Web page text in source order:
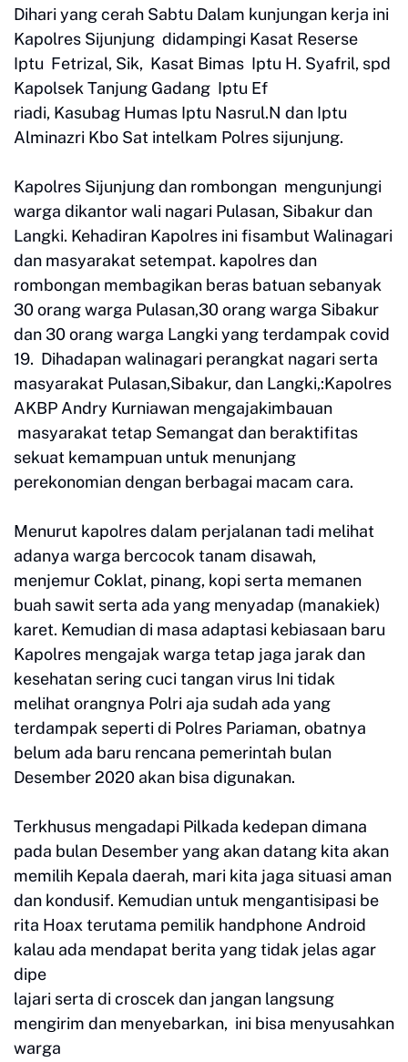
Dihari yang cerah Sabtu Dalam kunjungan kerja ini
Kapolres Sijunjung didampingi Kasat Reserse
Iptu Fetrizal, Sik, Kasat Bimas Iptu H. Syafril, spd
Kapolsek Tanjung Gadang Iptu Ef
riadi, Kasubag Humas Iptu Nasrul.N dan Iptu
Alminazri Kbo Sat intelkam Polres sijunjung.
Kapolres Sijunjung dan rombongan mengunjungi
warga dikantor wali nagari Pulasan, Sibakur dan
Langki. Kehadiran Kapolres ini fisambut Walinagari
dan masyarakat setempat. kapolres dan
rombongan membagikan beras batuan sebanyak
30 orang warga Pulasan,30 orang warga Sibakur
dan 30 orang warga Langki yang terdampak covid
19. Dihadapan walinagari perangkat nagari serta
masyarakat Pulasan,Sibakur, dan Langki,:Kapolres
AKBP Andry Kurniawan mengajakimbauan
masyarakat tetap Semangat dan beraktifitas
sekuat kemampuan untuk menunjang
perekonomian dengan berbagai macam cara.
Menurut kapolres dalam perjalanan tadi melihat
adanya warga bercocok tanam disawah,
menjemur Coklat, pinang, kopi serta memanen
buah sawit serta ada yang menyadap (manakiek)
karet. Kemudian di masa adaptasi kebiasaan baru
Kapolres mengajak warga tetap jaga jarak dan
kesehatan sering cuci tangan virus Ini tidak
melihat orangnya Polri aja sudah ada yang
terdampak seperti di Polres Pariaman, obatnya
belum ada baru rencana pemerintah bulan
Desember 2020 akan bisa digunakan.
Terkhusus mengadapi Pilkada kedepan dimana
pada bulan Desember yang akan datang kita akan
memilih Kepala daerah, mari kita jaga situasi aman
dan kondusif. Kemudian untuk mengantisipasi be
rita Hoax terutama pemilik handphone Android
kalau ada mendapat berita yang tidak jelas agar
dipe
lajari serta di croscek dan jangan langsung
mengirim dan menyebarkan, ini bisa menyusahkan
warga